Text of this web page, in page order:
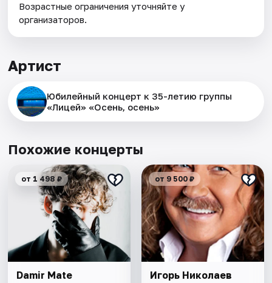
Возрастные ограничения уточняйте у
организаторов.
Артист
Юбилейный концерт к 35-летию группы
«Лицей» «Осень, осень»
Похожие концерты
от 1 498 ₽
Damir Mate
от 9 500 ₽
Игорь Николаев